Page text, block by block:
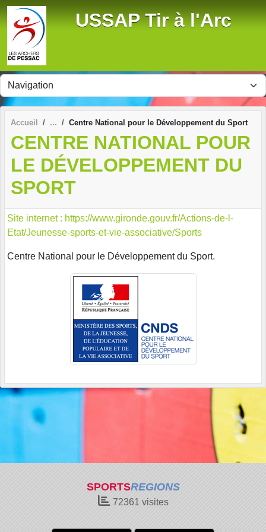
USSAP Tir à l'Arc
Accueil Centre National pour le Développement du Sport
CENTRE NATIONAL POUR
LE DÉVELOPPEMENT DU
SPORT
Site internet : https://www.gironde.gouv.fr/Actions-de-l-
Etat/Jeunesse-sports-et-vie-associative/Sports
Centre National pour le Développement du Sport.
SPORTSREGIONS
72361 visites
Panneau de gestion des cookies